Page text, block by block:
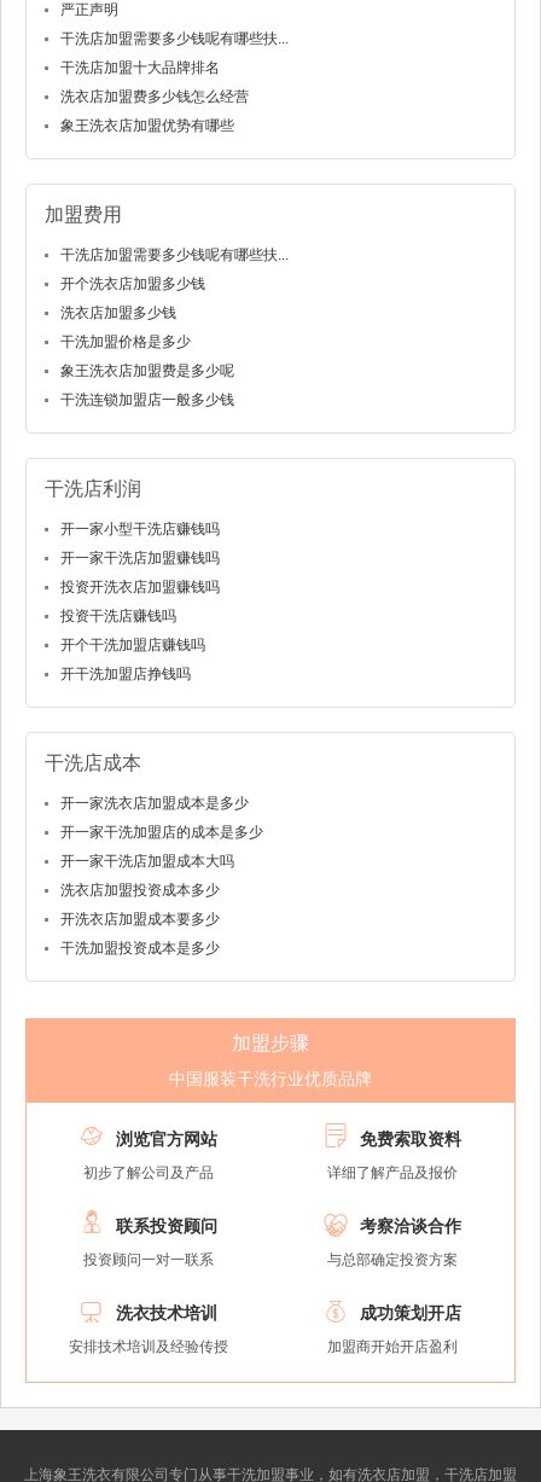
严正声明
干洗店加盟需要多少钱呢有哪些扶...
干洗店加盟十大品牌排名
洗衣店加盟费多少钱怎么经营
象王洗衣店加盟优势有哪些
加盟费用
干洗店加盟需要多少钱呢有哪些扶...
开个洗衣店加盟多少钱
洗衣店加盟多少钱
干洗加盟价格是多少
象王洗衣店加盟费是多少呢
干洗连锁加盟店一般多少钱
干洗店利润
开一家小型干洗店赚钱吗
开一家干洗店加盟赚钱吗
投资开洗衣店加盟赚钱吗
投资干洗店赚钱吗
开个干洗加盟店赚钱吗
开干洗加盟店挣钱吗
干洗店成本
开一家洗衣店加盟成本是多少
开一家干洗加盟店的成本是多少
开一家干洗店加盟成本大吗
洗衣店加盟投资成本多少
开洗衣店加盟成本要多少
干洗加盟投资成本是多少
加盟步骤
中国服装干洗行业优质品牌
 浏览官方网站
初步了解公司及产品
 免费索取资料
详细了解产品及报价
 联系投资顾问
投资顾问一对一联系
 考察洽谈合作
与总部确定投资方案
 洗衣技术培训
安排技术培训及经验传授
 成功策划开店
加盟商开始开店盈利
上海象王洗衣有限公司专门从事干洗加盟事业，如有洗衣店加盟，干洗店加盟